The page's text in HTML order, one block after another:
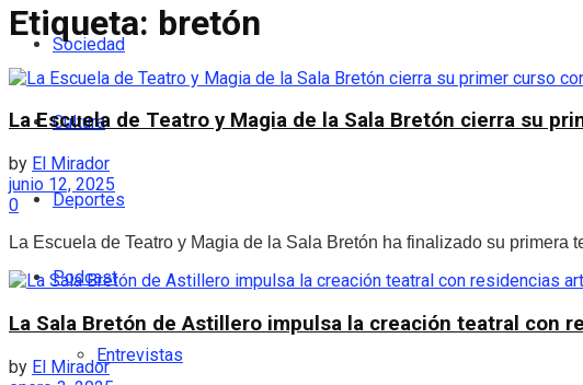
Sociedad
Cultura
Deportes
Podcast
Entrevistas
Etiqueta: bretón
La Escuela de Teatro y Magia de la Sala Bretón cierra su
by El Mirador
junio 12, 2025
0
La Escuela de Teatro y Magia de la Sala Bretón ha finalizado su
La Sala Bretón de Astillero impulsa la creación teatral con
by El Mirador